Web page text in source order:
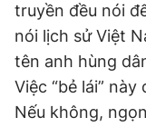
truyền đều nói
nói lịch sử Việt
tên anh hùng
Việc “bẻ lái”
Nếu không,